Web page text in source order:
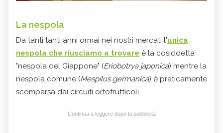
La nespola
Da tanti tanti anni ormai nei nostri mercati l'unica
nespola che riusciamo a trovare è la cosiddetta
"nespola del Giappone" (Eriobotrya japonica) mentre la
nespola comune (Mespilus germanica) è praticamente
scomparsa dai circuiti ortofrutticoli.
Continua a leggere dopo la pubblicità